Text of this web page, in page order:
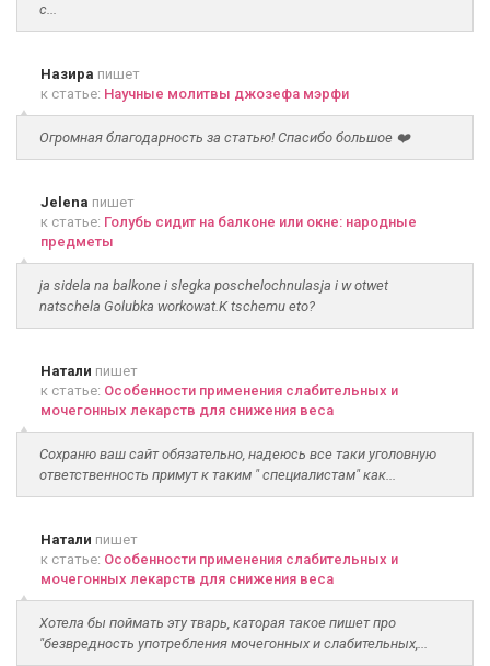
с...
Назира пишет
к статье: Научные молитвы джозефа мэрфи
Огромная благодарность за статью! Спасибо большое ❤️
Jelena пишет
к статье: Голубь сидит на балконе или окне: народные
предметы
ja sidela na balkone i slegka poschelochnulasja i w otwet
natschela Golubka workowat.K tschemu eto?
Натали пишет
к статье: Особенности применения слабительных и
мочегонных лекарств для снижения веса
Сохраню ваш сайт обязательно, надеюсь все таки уголовную
ответственность примут к таким " специалистам" как...
Натали пишет
к статье: Особенности применения слабительных и
мочегонных лекарств для снижения веса
Хотела бы поймать эту тварь, каторая такое пишет про
"безвредность употребления мочегонных и слабительных,...